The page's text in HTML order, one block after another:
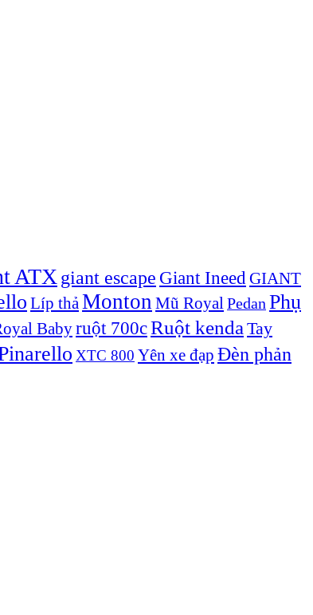
ATX giant escape Giant Ineed GIANT
Líp thảMonton Mũ Royal Pedan Phụ
Babyruột 700cRuột kendaTay
XTC 800 Yên xe đạp Đèn phản